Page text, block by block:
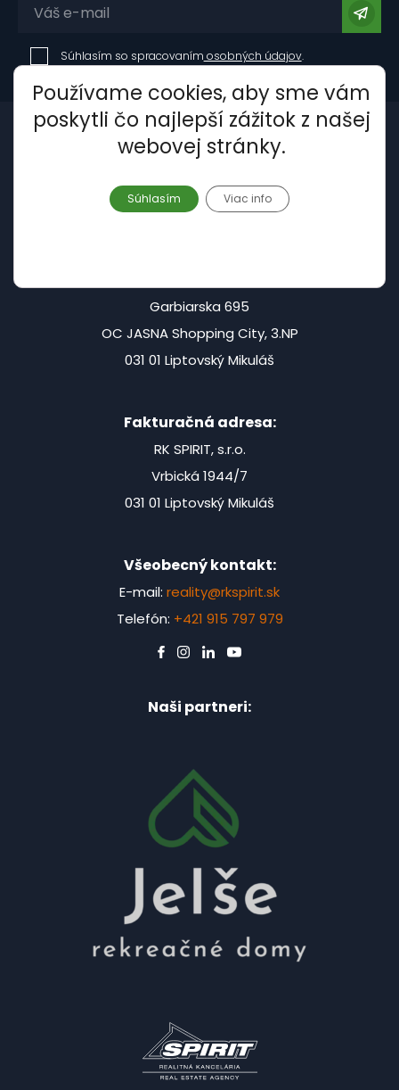
Súhlasím so spracovaním osobných údajov.
Garbiarska 695
OC JASNA Shopping City, 3.NP
031 01 Liptovský Mikuláš
Fakturačná adresa:
RK SPIRIT, s.r.o.
Vrbická 1944/7
031 01 Liptovský Mikuláš
Všeobecný kontakt:
E-mail: reality@rkspirit.sk
Telefón: +421 915 797 979
Naši partneri:
Používame cookies, aby sme vám
poskytli čo najlepší zážitok z našej
webovej stránky.
Súhlasím Viac info